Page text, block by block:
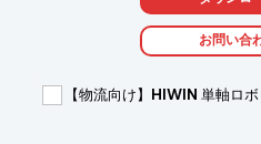
・倉庫内での商品仕分け
・コンベアシステムへの組み込み
・パレットへの積み付け
・仕分け作業の高速化
お問い合
【物流向け】HIWIN 単軸ロボ